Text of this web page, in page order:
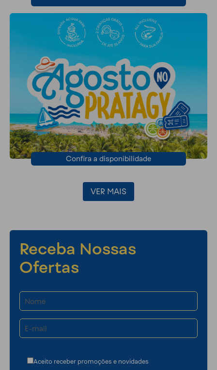
Confira a disponibilidade
VER MAIS
Receba Nossas
Ofertas
Aceito receber promoções e novidades